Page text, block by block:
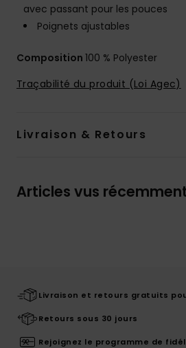
avec passant pour les pouces
Poignets ajustables
Composition 100 % Polyester
Traçabilité du produit (Loi Agec)
Livraison & Retours
Articles vus
Livraison et retours gratuits
Retours sous 30 jours
Rejoignez le programme de